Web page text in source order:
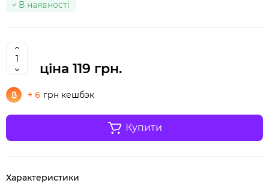
В наявності
ціна 119 грн.
+ 6 грн кешбэк
Купити
Характеристики